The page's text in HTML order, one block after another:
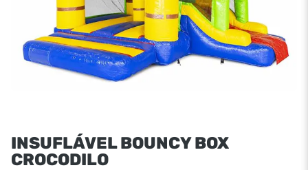
INSUFLÁVEL BOUNCY BOX
CROCODILO